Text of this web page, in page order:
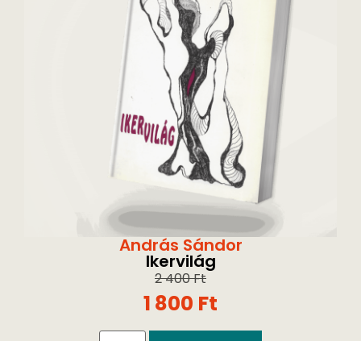
András Sándor
Ikervilág
2 400Ft
1 800 Ft